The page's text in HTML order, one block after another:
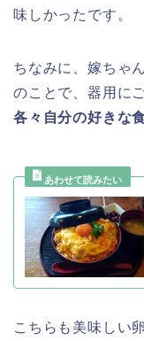
味しかったです。
ちなみに、嫁ちゃ
のことで、器用に
各々自分の好きな
こちらも美味しい